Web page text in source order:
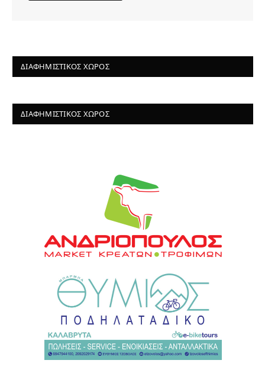
ΔΙΑΦΗΜΙΣΤΙΚΌΣ ΧΏΡΟΣ
ΔΙΑΦΗΜΙΣΤΙΚΌΣ ΧΏΡΟΣ